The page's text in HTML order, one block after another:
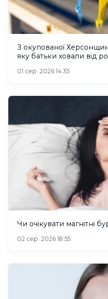
З окупованої
яку батьки ховали від
01 сер. 2026 14:35
Чи очікувати магнітні
02 сер. 2026 18:55